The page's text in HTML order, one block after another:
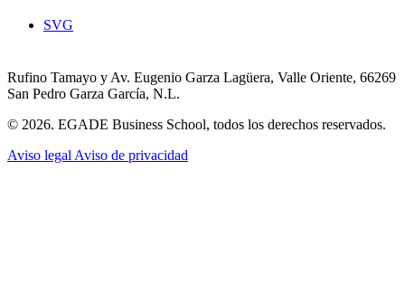
SVG
Rufino Tamayo y Av. Eugenio Garza Lagüera, Valle Oriente, 66269
San Pedro Garza García, N.L.
© 2026. EGADE Business School, todos los derechos reservados.
Aviso legal Aviso de privacidad